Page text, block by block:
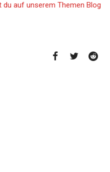
du auf unserem Themen Blog